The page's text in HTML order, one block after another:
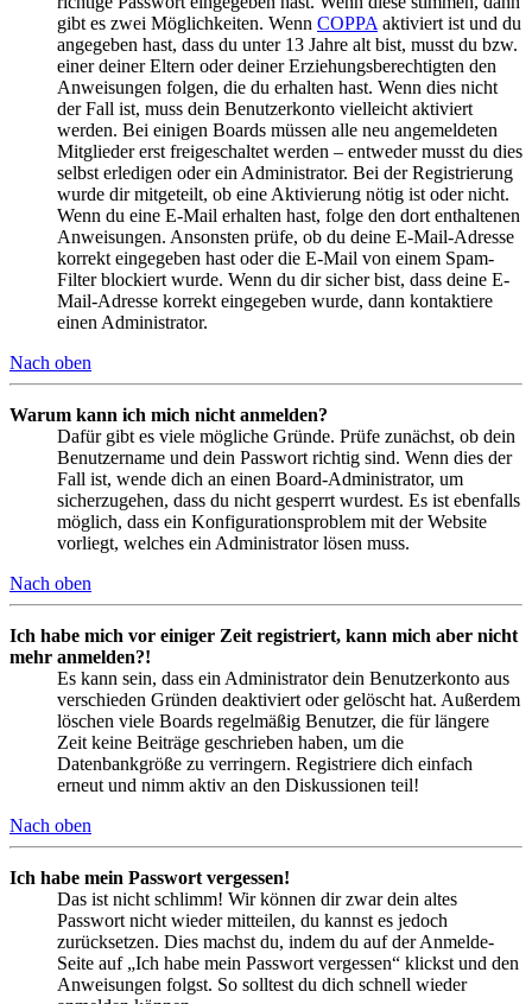
gibt es zwei Möglichkeiten. Wenn COPPA aktiviert ist und du
angegeben hast, dass du unter 13 Jahre alt bist, musst du bzw.
einer deiner Eltern oder deiner Erziehungsberechtigten den
Anweisungen folgen, die du erhalten hast. Wenn dies nicht
der Fall ist, muss dein Benutzerkonto vielleicht aktiviert
werden. Bei einigen Boards müssen alle neu angemeldeten
Mitglieder erst freigeschaltet werden – entweder musst du dies
selbst erledigen oder ein Administrator. Bei der Registrierung
wurde dir mitgeteilt, ob eine Aktivierung nötig ist oder nicht.
Wenn du eine E-Mail erhalten hast, folge den dort enthaltenen
Anweisungen. Ansonsten prüfe, ob du deine E-Mail-Adresse
korrekt eingegeben hast oder die E-Mail von einem Spam-
Filter blockiert wurde. Wenn du dir sicher bist, dass deine E-
Mail-Adresse korrekt eingegeben wurde, dann kontaktiere
einen Administrator.
Nach oben
Warum kann ich mich nicht anmelden?
Dafür gibt es viele mögliche Gründe. Prüfe zunächst, ob dein
Benutzername und dein Passwort richtig sind. Wenn dies der
Fall ist, wende dich an einen Board-Administrator, um
sicherzugehen, dass du nicht gesperrt wurdest. Es ist ebenfalls
möglich, dass ein Konfigurationsproblem mit der Website
vorliegt, welches ein Administrator lösen muss.
Nach oben
Ich habe mich vor einiger Zeit registriert, kann mich aber nicht
mehr anmelden?!
Es kann sein, dass ein Administrator dein Benutzerkonto aus
verschieden Gründen deaktiviert oder gelöscht hat. Außerdem
löschen viele Boards regelmäßig Benutzer, die für längere
Zeit keine Beiträge geschrieben haben, um die
Datenbankgröße zu verringern. Registriere dich einfach
erneut und nimm aktiv an den Diskussionen teil!
Nach oben
Ich habe mein Passwort vergessen!
Das ist nicht schlimm! Wir können dir zwar dein altes
Passwort nicht wieder mitteilen, du kannst es jedoch
zurücksetzen. Dies machst du, indem du auf der Anmelde-
Seite auf „Ich habe mein Passwort vergessen“ klickst und den
Anweisungen folgst. So solltest du dich schnell wieder